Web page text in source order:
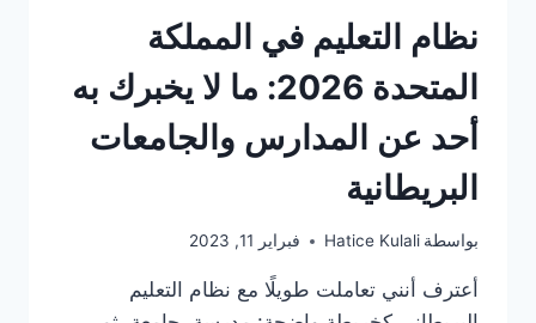
نظام التعليم في المملكة
المتحدة 2026: ما لا يخبرك به
أحد عن المدارس والجامعات
البريطانية
بواسطة Hatice Kulali فبراير 11, 2023
أعترف أنني تعاملت طويلًا مع نظام التعليم